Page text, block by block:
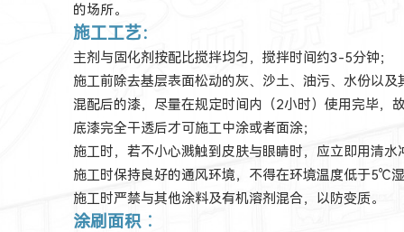
的场所。
施工工艺：
主剂与固化剂按配比搅拌均匀，搅拌时间约3-5分钟；
施工前除去基层表面松动的灰、沙土、油污、水份以及
混配后的漆，尽量在规定时间内（2小时） 使用完毕，
底漆完全干透后才可施工中涂或者面涂；
施工时，若不小心溅触到皮肤与眼睛时，应立即用清水
施工时保持良好的通风环境，不得在环境温度低于5℃
施工时严禁与其他涂料及有机溶剂混合，以防变质。
涂刷面积︰